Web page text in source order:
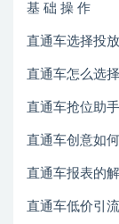
基 础 操 作
直通车选择投
直通车怎么选
直通车抢位助
直通车创意如
直通车报表的
直通车低价引流